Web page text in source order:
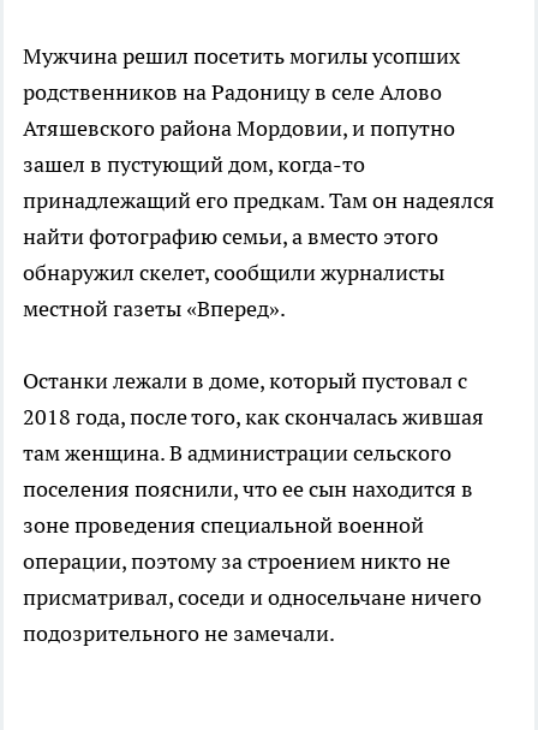
Мужчина решил посетить могилы усопших
родственников на Радоницу в селе Алово
Атяшевского района Мордовии, и попутно
зашел в пустующий дом, когда-то
принадлежащий его предкам. Там он надеялся
найти фотографию семьи, а вместо этого
обнаружил скелет, сообщили журналисты
местной газеты «Вперед».
Останки лежали в доме, который пустовал с
2018 года, после того, как скончалась жившая
там женщина. В администрации сельского
поселения пояснили, что ее сын находится в
зоне проведения специальной военной
операции, поэтому за строением никто не
присматривал, соседи и односельчане ничего
подозрительного не замечали.